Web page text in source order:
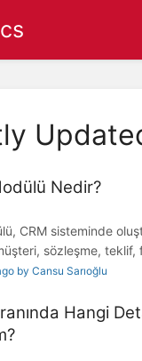
Nedir?
CRM sisteminde
sözleşme, teklif,
by Cansu Sarıoğlu
Hangi